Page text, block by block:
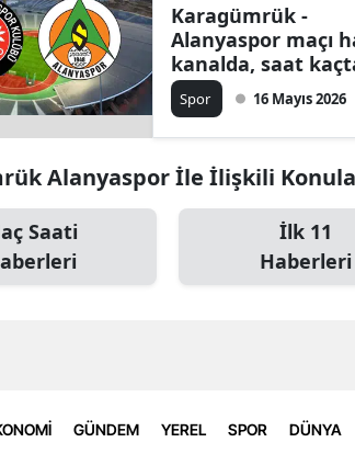
Karagümrük -
Alanyaspor maçı
kanalda, saat
İlk 11’ler belli oldu
Spor 16 Mayıs 2026
Alanyaspor İle İlişkili
Saati
İlk 11
Haberleri
GÜNDEM YEREL SPOR DÜNYA